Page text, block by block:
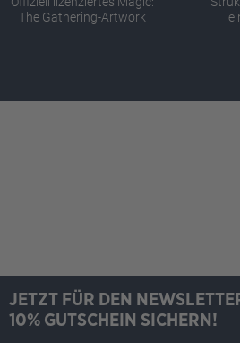
The Gathering-Artwork
JETZT FÜR DEN
10% GUTSCHEIN SICHERN!